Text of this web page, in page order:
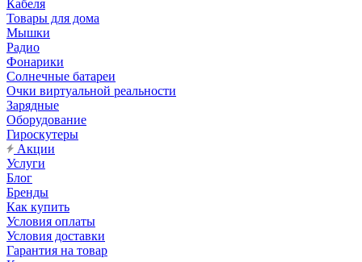
Кабеля
Товары для дома
Мышки
Радио
Фонарики
Солнечные батареи
Очки виртуальной реальности
Зарядные
Оборудование
Гироскутеры
Акции
Услуги
Блог
Бренды
Как купить
Условия оплаты
Условия доставки
Гарантия на товар